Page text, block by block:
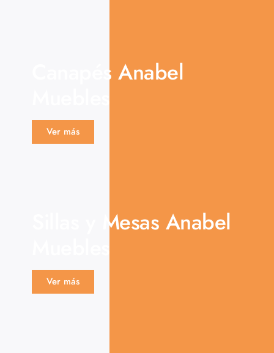
Canapés Anabel
Ver más
Sillas y Mesas Anabel
Ver más